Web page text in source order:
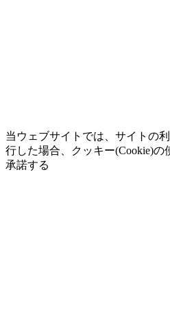
当ウェブサイトでは、サイトの
行した場合、クッキー(Cookie)
承諾する